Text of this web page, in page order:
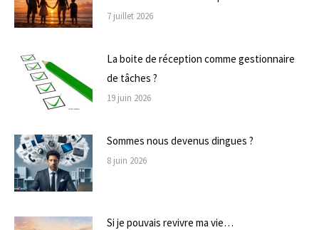
7 juillet 2026
La boite de réception comme gestionnaire
de tâches ?
19 juin 2026
Sommes nous devenus dingues ?
8 juin 2026
Si je pouvais revivre ma vie…